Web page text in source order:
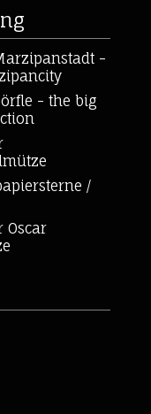
-
- the big
/
Oscar